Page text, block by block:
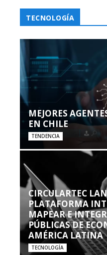
TECNOLOGÍA
MEJORES
EN CHILE
TENDENCIA
CIRCULARTEC
PLATAFORMA
MAPEAR E
PÚBLICAS DE
AMÉRICA LATINA
TECNOLOGÍA